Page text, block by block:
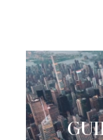
LE YOGA
CONSEILS &